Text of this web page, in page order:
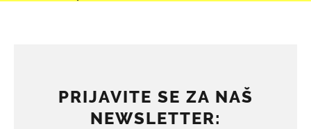
PRIJAVITE SE ZA NAŠ
NEWSLETTER: